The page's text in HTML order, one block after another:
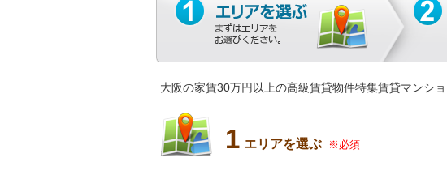
大阪の家賃30万円以上の高級賃貸物件特集賃貸マンシ
1 エリアを選ぶ ※必須